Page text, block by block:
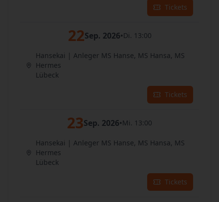
Tickets
22Sep. 2026•Di. 13:00
Hansekai | Anleger MS Hanse, MS Hansa, MS
Hermes
Lübeck
Tickets
23Sep. 2026•Mi. 13:00
Hansekai | Anleger MS Hanse, MS Hansa, MS
Hermes
Lübeck
Tickets